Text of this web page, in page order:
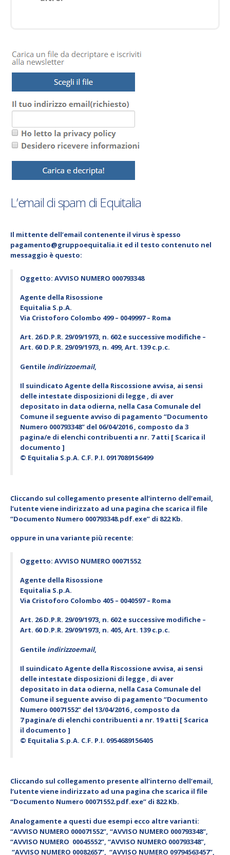
L’email di spam di Equitalia
Il mittente dell’email contenente il virus è spesso
pagamento@gruppoequitalia.it ed il testo contenuto nel
messaggio è questo:
Oggetto: AVVISO NUMERO 000793348
Agente della Risossione
Equitalia S.p.A.
Via Cristoforo Colombo 499 – 0049997 – Roma
Art. 26 D.P.R. 29/09/1973, n. 602 e successive modifiche –
Art. 60 D.P.R. 29/09/1973, n. 499, Art. 139 c.p.c.
Gentile indirizzoemail,
Il suindicato Agente della Riscossione avvisa, ai sensi
delle intestate disposizioni di legge , di aver
depositato in data odierna, nella Casa Comunale del
Comune il seguente avviso di pagamento “Documento
Numero 000793348” del 06/04/2016 , composto da 3
pagina/e di elenchi contribuenti a nr. 7 atti [ Scarica il
documento ]
© Equitalia S.p.A. C.F. P.I. 0917089156499
Cliccando sul collegamento presente all’interno dell’email,
l’utente viene indirizzato ad una pagina che scarica il file
“Documento Numero 000793348.pdf.exe” di 822 Kb.
oppure in una variante più recente:
Oggetto: AVVISO NUMERO 00071552
Agente della Risossione
Equitalia S.p.A.
Via Cristoforo Colombo 405 – 0040597 – Roma
Art. 26 D.P.R. 29/09/1973, n. 602 e successive modifiche –
Art. 60 D.P.R. 29/09/1973, n. 405, Art. 139 c.p.c.
Gentile indirizzoemail,
Il suindicato Agente della Riscossione avvisa, ai sensi
delle intestate disposizioni di legge , di aver
depositato in data odierna, nella Casa Comunale del
Comune il seguente avviso di pagamento “Documento
Numero 00071552” del 13/04/2016 , composto da
7 pagina/e di elenchi contribuenti a nr. 19 atti [ Scarica
il documento ]
© Equitalia S.p.A. C.F. P.I. 0954689156405
Cliccando sul collegamento presente all’interno dell’email,
l’utente viene indirizzato ad una pagina che scarica il file
“Documento Numero 00071552.pdf.exe” di 822 Kb.
Analogamente a questi due esempi ecco altre varianti:
“AVVISO NUMERO 000071552”, “AVVISO NUMERO 000793348”,
“AVVISO NUMERO 00045552”, “AVVISO NUMERO 000793348”,
“AVVISO NUMERO 00082657”, “AVVISO NUMERO 09794563457”,